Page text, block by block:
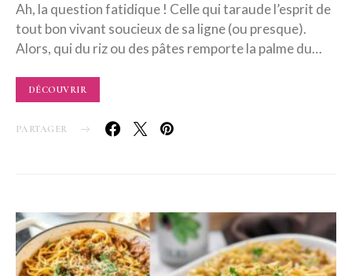
Ah, la question fatidique ! Celle qui taraude l’esprit de
tout bon vivant soucieux de sa ligne (ou presque).
Alors, qui du riz ou des pâtes remporte la palme du…
DÉCOUVRIR
PARTAGER